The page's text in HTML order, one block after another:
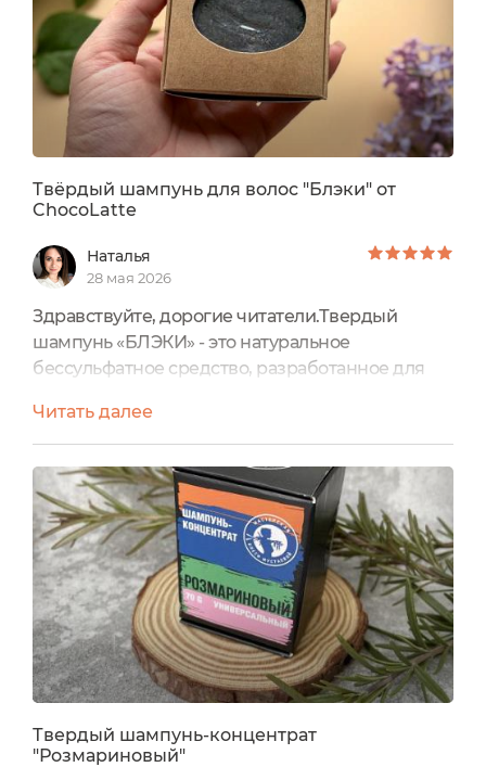
Твёрдый шампунь для волос "Блэки" от
ChocoLatte
Наталья
28 мая 2026
Здравствуйте, дорогие читатели.Твердый
шампунь «БЛЭКИ» - это натуральное
бессульфатное средство, разработанное для
комбинированных и склонных к жирности
волос. Шампунь идет в картонной коробочке,
на боковой поверхности сроки годности(белая
наклейка). Масса 65г, годен 24мес. На дне вся
потребительская информация:Твердый
шампунь создан исключительно на основе
мягких...
Читать далее
Твердый шампунь-концентрат
"Розмариновый"